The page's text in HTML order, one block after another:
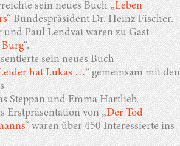
sein neues Buch „Leben
“ Bundespräsident Dr. Heinz Fischer.
Paul Lendvai waren zu Gast
“.
sein neues Buch
hat Lukas …“ gemeinsam mit den
Steppan und Emma Hartlieb.
Erstpräsentation von „Der Tod
“ waren über 450 Interessierte ins